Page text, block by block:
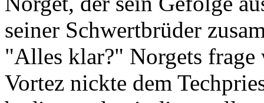
seiner Schwertbrüder
"Alles klar?" Norgets frage
Vortez nickte dem